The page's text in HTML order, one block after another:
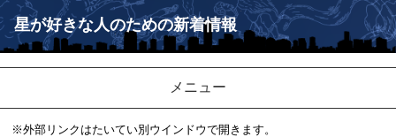
星が好きな人のための新着情報
メニュー
※外部リンクはたいてい別ウインドウで開きます。